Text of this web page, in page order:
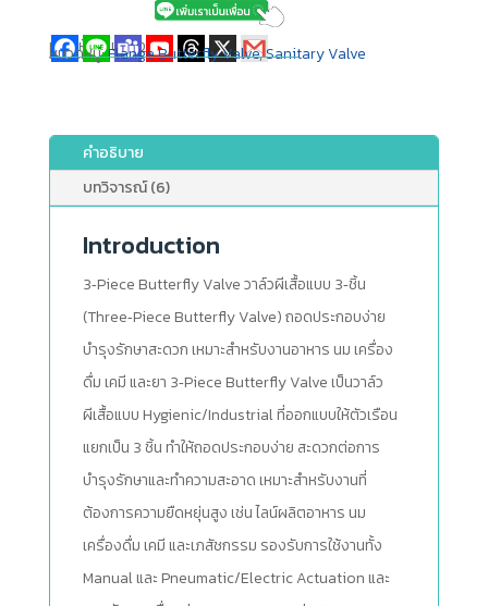
แชร์ให้เพื่อนของคุณ
หมวดหมู่:Flange Butterfly Valve,Sanitary Valve
คำอธิบาย
บทวิจารณ์ (6)
Introduction
3‑Piece Butterfly Valve วาล์วผีเสื้อแบบ 3‑ชิ้น
(Three‑Piece Butterfly Valve) ถอดประกอบง่าย
บำรุงรักษาสะดวก เหมาะสำหรับงานอาหาร นม เครื่อง
ดื่ม เคมี และยา 3‑Piece Butterfly Valve เป็นวาล์ว
ผีเสื้อแบบ Hygienic/Industrial ที่ออกแบบให้ตัวเรือน
แยกเป็น 3 ชิ้น ทำให้ถอดประกอบง่าย สะดวกต่อการ
บำรุงรักษาและทำความสะอาด เหมาะสำหรับงานที่
ต้องการความยืดหยุ่นสูง เช่น ไลน์ผลิตอาหาร นม
เครื่องดื่ม เคมี และเภสัชกรรม รองรับการใช้งานทั้ง
Manual และ Pneumatic/Electric Actuation และ